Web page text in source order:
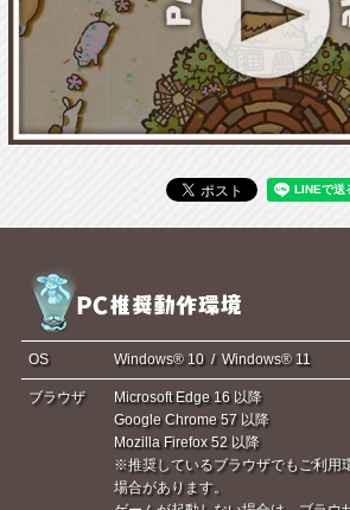
OS Windows® 10 / Windows® 11
ブラウザ
Microsoft Edge 16 以降
Google Chrome 57 以降
Mozilla Firefox 52 以降
※推奨しているブラウザでもご利用
場合があります。